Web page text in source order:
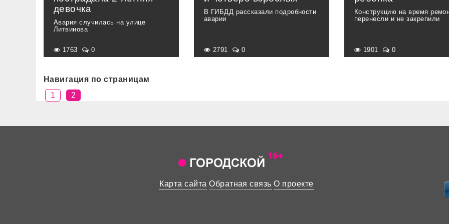
девочка
Авария случилась на улице
Литвинова
1763 0
В ГИБДД рассказали подробности
аварии
2791 0
Конструкцию на время
перенесли и не закрепили
1901 0
Навигация по страницам
1
2
Карта сайта Обратная связь О проекте